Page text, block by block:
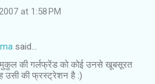
at 1:58 PM
said…
की गर्लफ्रेंड को कोई उनसे खूबसूरत
उसी की फ्रस्‍ट्रेशन है :)